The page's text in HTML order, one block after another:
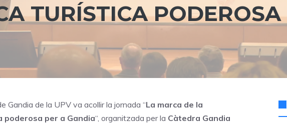
TURÍSTICA PODEROSA
Gandia de la UPV va acollir la jornada “La marca de la
poderosa per a Gandia“, organitzada per la Càtedra Gandia